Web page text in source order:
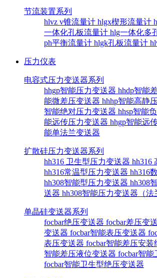
节流装置系列
hlvz v锥流量计 hlgx楔形流量计
一体化孔板流量计 hlg一体化多
ph平衡流量计 hlgk孔板流量计
压力仪表
电容式压力变送器系列
hhgp智能压力变送器 hhdp智能
能微差压变送器 hhhp智能高静
智能绝对压力变送器 hhsp智能
能远传压力变送器 hhgp智能远
能单法兰变送器
扩散硅压力变送器系列
hh316 卫生型压力变送器 hh316
hh316常温型压力变送器 hh316
hh308智能型压力变送器 hh308
送器 hh308智能压力变送器（法
单晶硅变送器系列
focbar绝压变送器 focbar差压变
变送器 focbar智能表压变送器
表压变送器 focbar智能差压安装
智能差压液位变送器 focbar智
focbar智能卫生型绝压变送器